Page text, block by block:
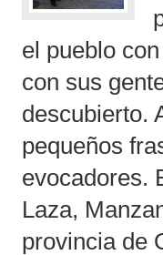
el pueblo
con sus
descubierto.
pequeños
evocadores.
Laza,
provincia de